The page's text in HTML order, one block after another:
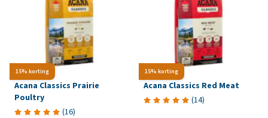
15% korting
Acana Classics Prairie
Poultry
(16)
15% korting
Acana Classics Red Meat
(14)